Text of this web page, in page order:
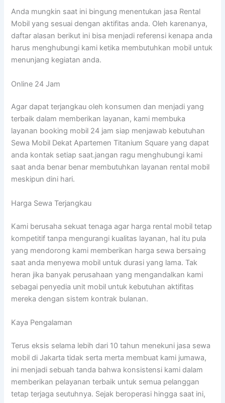
Anda mungkin saat ini bingung menentukan jasa Rental
Mobil yang sesuai dengan aktifitas anda. Oleh karenanya,
daftar alasan berikut ini bisa menjadi referensi kenapa anda
harus menghubungi kami ketika membutuhkan mobil untuk
menunjang kegiatan anda.
Online 24 Jam
Agar dapat terjangkau oleh konsumen dan menjadi yang
terbaik dalam memberikan layanan, kami membuka
layanan booking mobil 24 jam siap menjawab kebutuhan
Sewa Mobil Dekat Apartemen Titanium Square yang dapat
anda kontak setiap saat.jangan ragu menghubungi kami
saat anda benar benar membutuhkan layanan rental mobil
meskipun dini hari.
Harga Sewa Terjangkau
Kami berusaha sekuat tenaga agar harga rental mobil tetap
kompetitif tanpa mengurangi kualitas layanan, hal itu pula
yang mendorong kami memberikan harga sewa bersaing
saat anda menyewa mobil untuk durasi yang lama. Tak
heran jika banyak perusahaan yang mengandalkan kami
sebagai penyedia unit mobil untuk kebutuhan aktifitas
mereka dengan sistem kontrak bulanan.
Kaya Pengalaman
Terus eksis selama lebih dari 10 tahun menekuni jasa sewa
mobil di Jakarta tidak serta merta membuat kami jumawa,
ini menjadi sebuah tanda bahwa konsistensi kami dalam
memberikan pelayanan terbaik untuk semua pelanggan
tetap terjaga seutuhnya. Sejak beroperasi hingga saat ini,